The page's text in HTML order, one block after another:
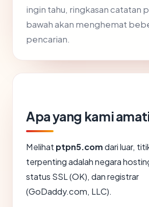
ingin tahu, ringkasan catatan
bawah akan menghemat
pencarian.
Apa yang kami
Melihat ptpn5.comdari luar,
terpenting adalah negara
status SSL (OK), dan registrar
(GoDaddy.com, LLC).